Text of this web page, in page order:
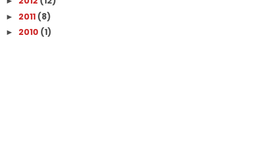
► 2011 (8)
► 2010 (1)